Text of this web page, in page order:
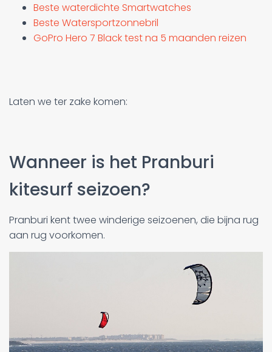
Beste waterdichte Smartwatches
Beste Watersportzonnebril
GoPro Hero 7 Black test na 5 maanden reizen
Laten we ter zake komen:
Wanneer is het Pranburi
kitesurf seizoen?
Pranburi kent twee winderige seizoenen, die bijna rug
aan rug voorkomen.